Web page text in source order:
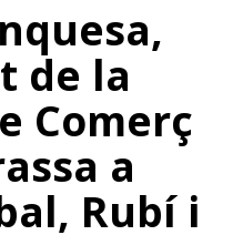
de la
Comerç
a
Rubí i